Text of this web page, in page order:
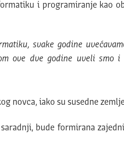
i programiranje kao
svake godine
ove dve godine uveli smo
novca, iako su susedne
bude formirana